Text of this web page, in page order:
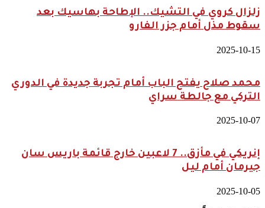
زلزال كروي في التشيك.. الإطاحة بهاسيك بعد
سقوط مذل أمام جزر الفارو
2025-10-15
محمد صلاح يفتح الباب أمام تجربة جديدة في الدوري
التركي مع جالطة سراي
2025-10-07
إنريكي في مأزق.. 7 لاعبين خارج قائمة باريس سان
جيرمان أمام ليل
2025-10-05